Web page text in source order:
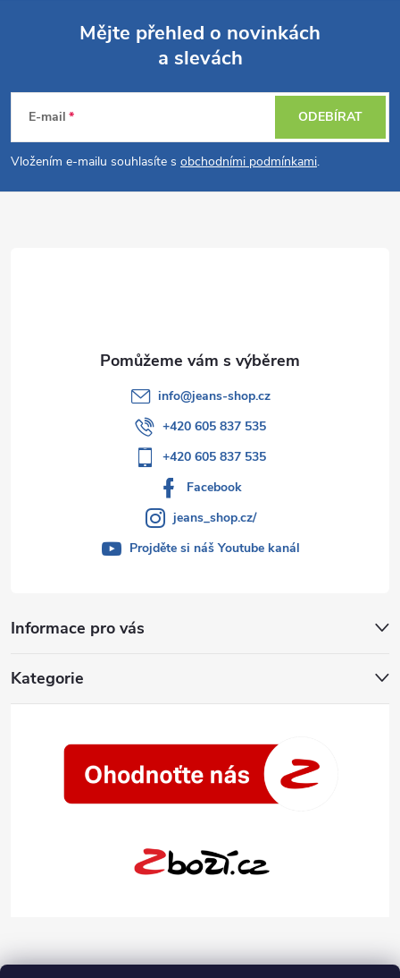
p
a
Mějte přehled o novinkách
a slevách
E-mail
Vložením e-mailu souhlasíte s obchodními podmínkami.
ODEBÍRAT
Informace pro vás
Kategorie
info@jeans-shop.cz
+420 605 837 535
+420 605 837 535
Facebook
jeans_shop.cz/
Projděte si náš Youtube kanál